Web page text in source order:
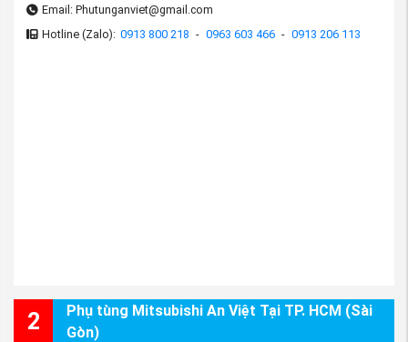
*Liên hệ với Phụ tùng Mitsubishi An Việt:
Nhập khẩu và phân phối: Công ty Phụ tùng An Việt
Email: Phutunganviet@gmail.com
Hotline (Zalo): 0913 800 218 - 0963 603 466 - 0913 206 113
2
Phụ tùng Mitsubishi An Việt Tại TP. HCM (Sài
Gòn)